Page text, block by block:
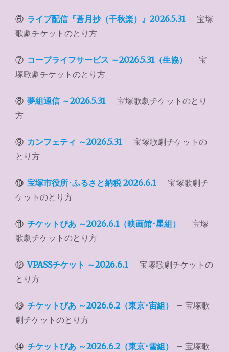
⑥ ライブ配信『蒼月抄（千秋楽）』2026.5.31 – 宝塚
歌劇チケットのとり方
⑦ コープライフサービス ～2026.5.31（生協）
– 宝
塚歌劇チケットのとり方
⑧ 夢組通信 ～2026.5.31 – 宝塚歌劇チケットのとり
方
⑨ カンフェティ ～2026.5.31 – 宝塚歌劇チケットの
とり方
⑩ 宝塚市役所･ふるさと納税 2026.6.1 – 宝塚歌劇チ
ケットのとり方
⑪ チケットぴあ ～2026.6.1（映画館･星組）
– 宝塚
歌劇チケットのとり方
⑫ VPASSチケット ～2026.6.1 – 宝塚歌劇チケットの
とり方
⑬ チケットぴあ ～2026.6.2（東京･宙組）
– 宝塚歌
劇チケットのとり方
⑭ チケットぴあ ～2026.6.2（東京･雪組）
– 宝塚歌